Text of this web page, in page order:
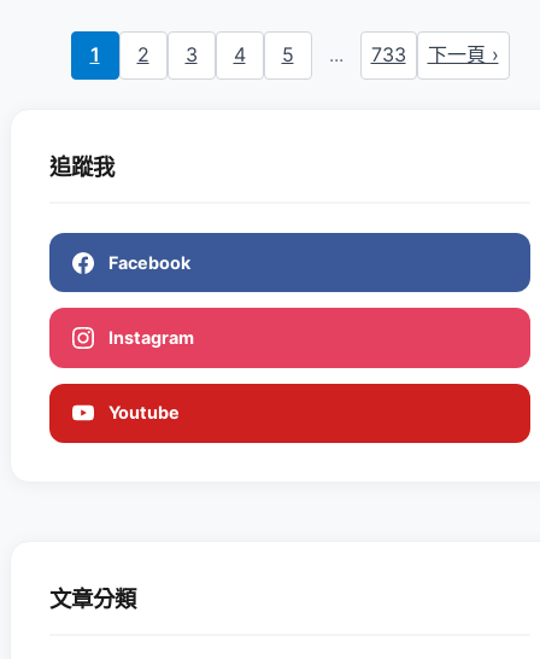
1 2 3 4 5 ... 733 下一頁 ›
追蹤我
Facebook
Instagram
Youtube
文章分類